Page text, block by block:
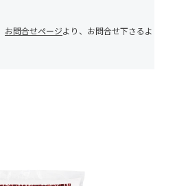
お問合せページより、お問合せ下さるようお